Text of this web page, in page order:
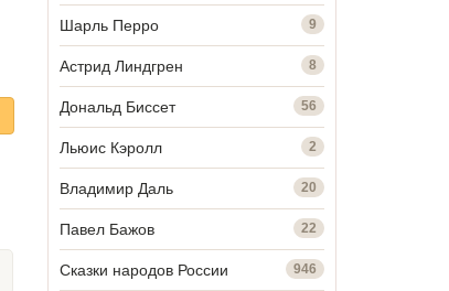
Шарль Перро 9
Астрид Линдгрен 8
Дональд Биссет 56
Льюис Кэролл 2
Владимир Даль 20
Павел Бажов 22
Сказки народов России 946